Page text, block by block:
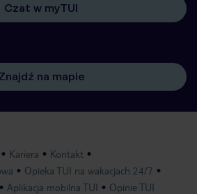
Czat w myTUI
na mapie
Kariera
Kontakt
Opieka TUI na wakacjach 24/7
Aplikacja mobilna TUI Opinie TUI